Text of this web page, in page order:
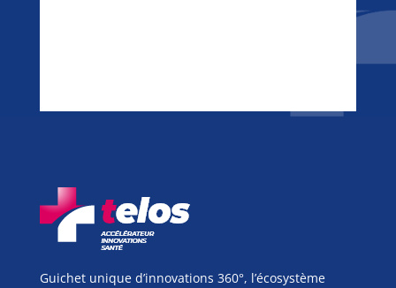
Guichet unique d’innovations 360°, l’écosystème